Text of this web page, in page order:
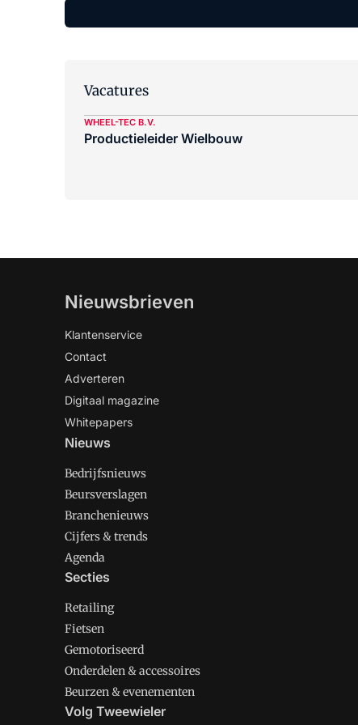
Vacatures
WHEEL-TEC B.V.
Productieleider Wielbouw
Nieuwsbrieven
Klantenservice
Contact
Adverteren
Digitaal magazine
Whitepapers
Nieuws
Bedrijfsnieuws
Beursverslagen
Branchenieuws
Cijfers & trends
Agenda
Secties
Retailing
Fietsen
Gemotoriseerd
Onderdelen & accessoires
Beurzen & evenementen
Volg Tweewieler